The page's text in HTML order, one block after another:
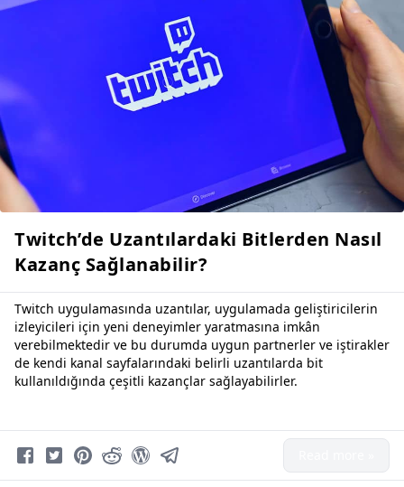
Twitch’de Uzantılardaki Bitlerden Nasıl
Kazanç Sağlanabilir?
Twitch uygulamasında uzantılar, uygulamada geliştiricilerin
izleyicileri için yeni deneyimler yaratmasına imkân
verebilmektedir ve bu durumda uygun partnerler ve iştirakler
de kendi kanal sayfalarındaki belirli uzantılarda bit
kullanıldığında çeşitli kazançlar sağlayabilirler.